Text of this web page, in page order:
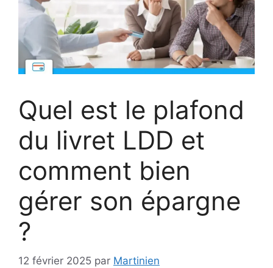
Quel est le plafond
du livret LDD et
comment bien
gérer son épargne
?
12 février 2025 par Martinien